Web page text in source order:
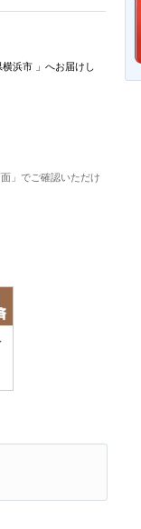
横浜市 」 へお届けし
」でご確認いただけ